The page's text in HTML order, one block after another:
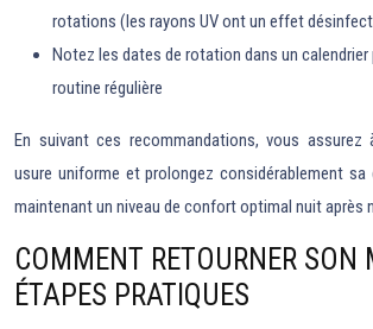
rotations (les rayons UV ont un effet
Notez les dates de rotation dans un calendrier
routine régulière
En suivant ces recommandations, vous
usure uniforme et prolongez considérablement
maintenant un niveau de confort optimal nuit après
COMMENT RETOURNER SON
ÉTAPES PRATIQUES